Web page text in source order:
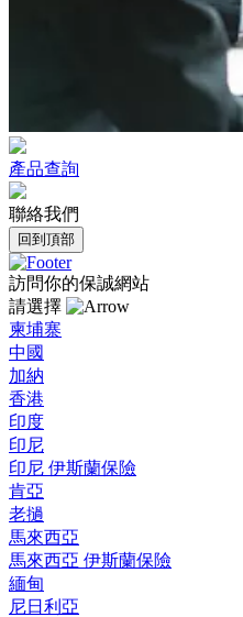
產品查詢
聯絡我們
回到頂部
訪問你的保誠網站
請選擇
柬埔寨
中國
加納
香港
印度
印尼
印尼 伊斯蘭保險
肯亞
老撾
馬來西亞
馬來西亞 伊斯蘭保險
緬甸
尼日利亞